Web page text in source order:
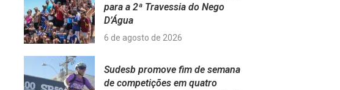
para a 2ª Travessia do Nego
D’Água
6 de agosto de 2026
Sudesb promove fim de semana
de competições em quatro